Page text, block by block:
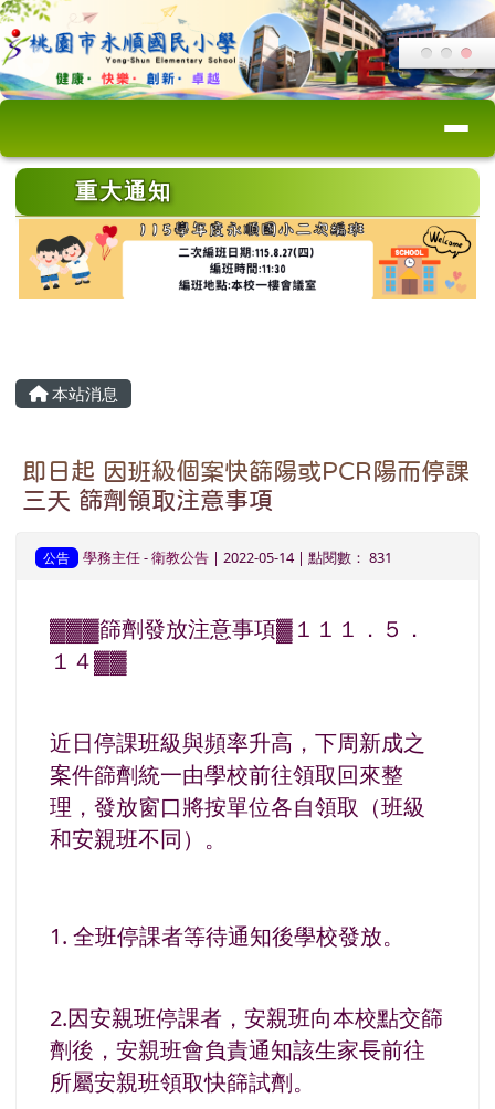
跳至主內容區
桃園市永順國小
導覽列
上中區域內容
重大通知
本站消息
即日起 因班級個案快篩陽或PCR陽而停課
三天 篩劑領取注意事項
公告 學務主任-衛教公告| 2022-05-14 | 點閱數： 831
▓▓▓篩劑發放注意事項▓１１１．５．
１４▓▓
近日停課班級與頻率升高， 下周新成之
案件篩劑統一由學校前往領取回來整
理，發放窗口將按單位各自領取（班級
和安親班不同）。
1. 全班停課者等待通知後學校發放。
2.因安親班停課者，安親班向本校點交篩
劑後， 安親班會負責通知該生家長前往
所屬安親班領取快篩試劑。
頁尾區域